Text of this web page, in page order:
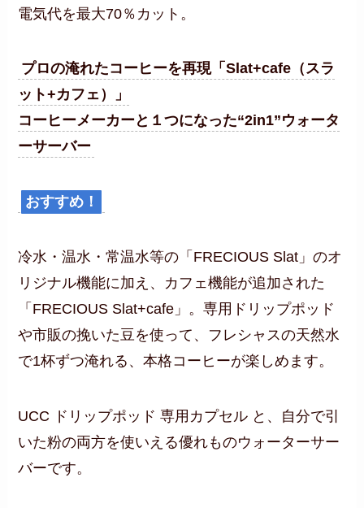
電気代を最大70％カット。
プロの淹れたコーヒーを再現「Slat+cafe（スラ
ット+カフェ）」
コーヒーメーカーと１つになった“2in1”ウォータ
ーサーバー
おすすめ！
冷水・温水・常温水等の「FRECIOUS Slat」のオ
リジナル機能に加え、カフェ機能が追加された
「FRECIOUS Slat+cafe」。専用ドリップポッド
や市販の挽いた豆を使って、フレシャスの天然水
で1杯ずつ淹れる、本格コーヒーが楽しめます。
UCC ドリップポッド 専用カプセル と、自分で引
いた粉の両方を使いえる優れものウォーターサー
バーです。